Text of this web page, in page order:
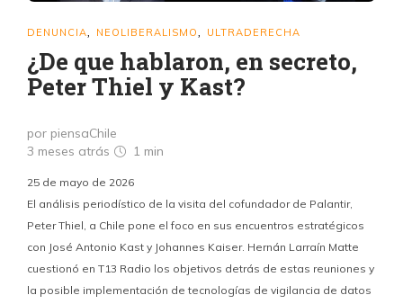
DENUNCIA NEOLIBERALISMO ULTRADERECHA
¿De que hablaron, en secreto,
Peter Thiel y Kast?
por piensaChile
3 meses atrás
1 min
25 de mayo de 2026
El análisis periodístico de la visita del cofundador de Palantir,
Peter Thiel, a Chile pone el foco en sus encuentros estratégicos
con José Antonio Kast y Johannes Kaiser. Hernán Larraín Matte
cuestionó en T13 Radio los objetivos detrás de estas reuniones y
la posible implementación de tecnologías de vigilancia de datos